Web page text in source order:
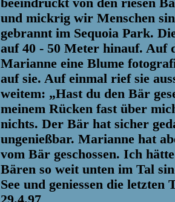
beeindruckt von den riesen
und mickrig wir Menschen
gebrannt im Sequoia Park.
auf 40 - 50 Meter hinauf. Auf
Marianne eine Blume
auf sie. Auf einmal rief sie
weitem: „Hast du den Bär
meinem Rücken fast über
nichts. Der Bär hat sicher
ungenießbar. Marianne hat
vom Bär geschossen. Ich
Bären so weit unten im Tal
See und geniessen die